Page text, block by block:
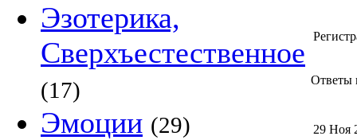
Эзотерика,
Сверхъестественное
(17)
Эмоции (29)
Ответы
29 Ноя